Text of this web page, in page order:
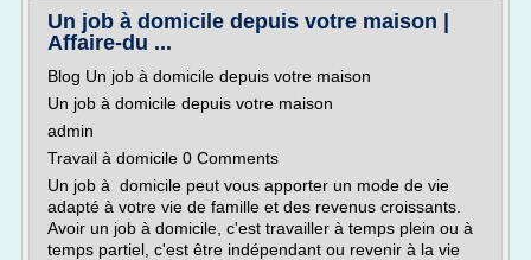
Un job à domicile depuis votre maison |
Affaire-du ...
Blog Un job à domicile depuis votre maison
Un job à domicile depuis votre maison
admin
Travail à domicile 0 Comments
Un job à domicile peut vous apporter un mode de vie
adapté à votre vie de famille et des revenus croissants.
Avoir un job à domicile, c'est travailler à temps plein ou à
temps partiel, c'est être indépendant ou revenir à la vie